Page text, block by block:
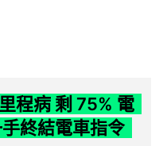
程病 剩 75% 電
終結電車指令